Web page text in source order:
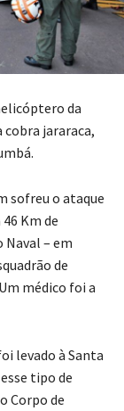
da
cobra jararaca,
sofreu o ataque
Km de
Naval – em
de
médico foi a
levado à Santa
tipo de
Corpo de